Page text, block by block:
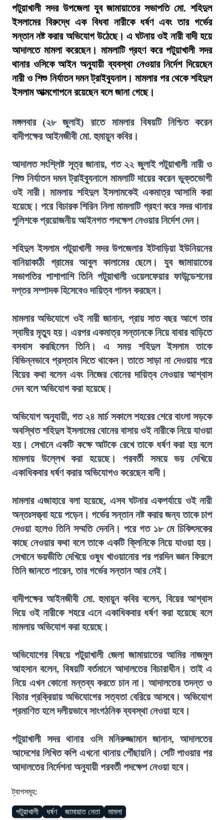
পটুয়াখালী সদর উপজেলা যুব জামায়াতের সভাপতি মো. শহিদুল
ইসলামের বিরুদ্ধে এক বিধবা নারীকে ধর্ষণ এবং তার গর্ভের
সন্তান নষ্ট করার অভিযোগ উঠেছে। এ ঘটনায় ওই নারী বাদী হয়ে
আদালতে মামলা করেছেন। মামলাটি গ্রহণ করে পটুয়াখালী সদর
থানার ওসিকে আইন অনুযায়ী ব্যবস্থা নেওয়ার নির্দেশ দিয়েছেন
নারী ও শিশু নির্যাতন দমন ট্রাইব্যুনাল। মামলার পর থেকে শহিদুল
ইসলাম আত্মগোপনে রয়েছেন বলে জানা গেছে।
মঙ্গলবার (২৮ জুলাই) রাতে মামলার বিষয়টি নিশ্চিত করেন
বাদীপক্ষের আইনজীবী মো. হুমায়ুন কবির।
আদালত সংশ্লিষ্ট সূত্র জানায়, গত ২২ জুলাই পটুয়াখালী নারী ও
শিশু নির্যাতন দমন ট্রাইব্যুনালে মামলাটি দায়ের করেন ভুক্তভোগী
ওই নারী। মামলায় শহিদুল ইসলামকেই একমাত্র আসামি করা
হয়েছে। পরে বিচারক শিরিন নিলা মামলাটি গ্রহণ করে সদর থানার
পুলিশকে প্রয়োজনীয় আইনগত পদক্ষেপ নেওয়ার নির্দেশ দেন।
শহিদুল ইসলাম পটুয়াখালী সদর উপজেলার ইটবাড়িয়া ইউনিয়নের
বানিয়াকাঠী গ্রামের আবুল কালামের ছেলে। যুব জামায়াতের
সভাপতির পাশাপাশি তিনি পটুয়াখালী ওয়েলফেয়ার ফাউন্ডেশনের
দপ্তর সম্পাদক হিসেবেও দায়িত্ব পালন করছেন।
মামলার অভিযোগে ওই নারী জানান, প্রায় সাত বছর আগে তার
স্বামীর মৃত্যু হয়। এরপর একমাত্র সন্তানকে নিয়ে বাবার বাড়িতে
বসবাস করছিলেন তিনি। এ সময় শহিদুল ইসলাম তাকে
বিভিন্নভাবে প্রস্তাব দিতে থাকেন। তাতে সাড়া না দেওয়ায় পরে
বিয়ের কথা বলেন এবং নিজের বোনের দায়িত্ব নেওয়ার আশ্বাস
দেন বলে অভিযোগ করা হয়েছে।
অভিযোগ অনুযায়ী, গত ২৪ মার্চ সকালে শহরের শেরে বাংলা সড়কে
অবস্থিত শহিদুল ইসলামের বোনের বাসায় ওই নারীকে নিয়ে যাওয়া
হয়। সেখানে একটি কক্ষে আটকে রেখে তাকে ধর্ষণ করা হয় বলে
মামলায় উল্লেখ করা হয়েছে। পরবর্তী সময়ে ভয় দেখিয়ে
একাধিকবার ধর্ষণ করার অভিযোগও করেছেন বাদী।
মামলার এজাহারে বলা হয়েছে, এসব ঘটনার একপর্যায়ে ওই নারী
অন্তঃসত্ত্বা হয়ে পড়েন। গর্ভের সন্তান নষ্ট করার জন্য তাকে চাপ
দেওয়া হলেও তিনি সম্মতি দেননি। পরে গত ১৮ মে চিকিৎসকের
কাছে নেওয়ার কথা বলে তাকে একটি ক্লিনিকে নিয়ে যাওয়া হয়।
সেখানে ভয়ভীতি দেখিয়ে ওষুধ খাওয়ানোর পর পরদিন জ্ঞান ফিরলে
তিনি জানতে পারেন, তার গর্ভের সন্তান আর নেই।
বাদীপক্ষের আইনজীবী মো. হুমায়ুন কবির বলেন, বিয়ের আশ্বাস
দিয়ে ওই নারীকে শহরে এনে একাধিকবার ধর্ষণ করা হয়েছে বলে
মামলায় অভিযোগ করা হয়েছে।
অভিযোগের বিষয়ে পটুয়াখালী জেলা জামায়াতের আমির নাজমুল
আহসান বলেন, বিষয়টি বর্তমানে আদালতের বিচারাধীন। তাই এ
নিয়ে এখন কোনো মন্তব্য করতে চান না। আদালতের তদন্ত ও
বিচার প্রক্রিয়ায় অভিযোগের সত্যতা বেরিয়ে আসবে। অভিযোগ
প্রমাণিত হলে দলীয়ভাবে সাংগঠনিক ব্যবস্থা নেওয়া হবে।
পটুয়াখালী সদর থানার ওসি মনিরুজ্জামান জানান, আদালতের
আদেশের লিখিত কপি এখনো থানায় পৌঁছায়নি। সেটি পাওয়ার পর
আদালতের নির্দেশনা অনুযায়ী পরবর্তী পদক্ষেপ নেওয়া হবে।
ট্যাগসমূহ:
পটুয়াখালী ধর্ষণ জামায়াত নেতা মামলা